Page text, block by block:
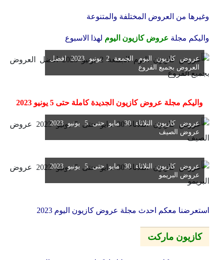
وغيرها من العروض المختلفة والمتنوعة
واليكم مجلة عروض كازيون اليوم لهذا الاسبوع
عروض كازيون اليوم الجمعة 2 يونيو 2023 افضل
العروض بجميع الفروع
واليكم مجلة عروض كازيون الجديدة كاملة حتى 5 يونيو 2023
عروض كازيون الثلاثاء 30 مايو حتى 5 يونيو 2023
عروض الصيف
عروض كازيون الثلاثاء 30 مايو حتى 5 يونيو 2023
عروض البريمو
استعرضنا معكم احدث مجلة عروض كازيون اليوم 2023
كازيون ماركت